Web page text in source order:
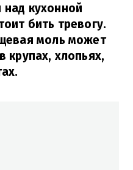
кухонной
бить тревогу.
моль может
крупах, хлопьях,